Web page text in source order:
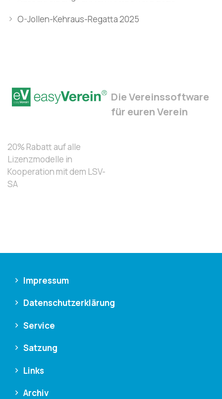
O-Jollen-Kehraus-Regatta 2025
Die Vereinssoftware
für euren Verein
20% Rabatt auf alle
Lizenzmodelle in
Kooperation mit dem LSV-
SA
Impressum
Datenschutzerklärung
Service
Satzung
Links
Archiv